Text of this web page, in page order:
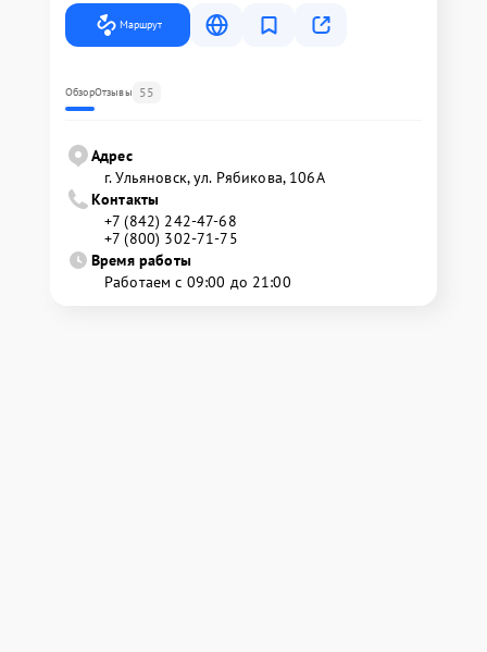
Маршрут
ОбзорОтзывы 55
Адрес
г. Ульяновск, ул. Рябикова, 106А
Контакты
+7 (842) 242-47-68
+7 (800) 302-71-75
Время работы
Работаем с 09:00 до 21:00